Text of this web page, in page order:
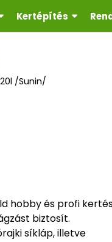
Kertépítés
/Sunin/
hobby és profi
biztosít.
síkláp, illetve